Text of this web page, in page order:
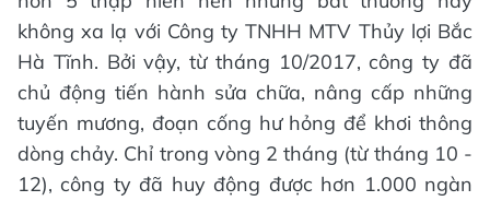
không xa lạ với Công ty TNHH MTV Thủy lợi Bắc
Hà Tĩnh. Bởi vậy, từ tháng 10/2017, công ty đã
chủ động tiến hành sửa chữa, nâng cấp những
tuyến mương, đoạn cống hư hỏng để khơi thông
dòng chảy. Chỉ trong vòng 2 tháng (từ tháng 10 -
12), công ty đã huy động được hơn 1.000 ngàn